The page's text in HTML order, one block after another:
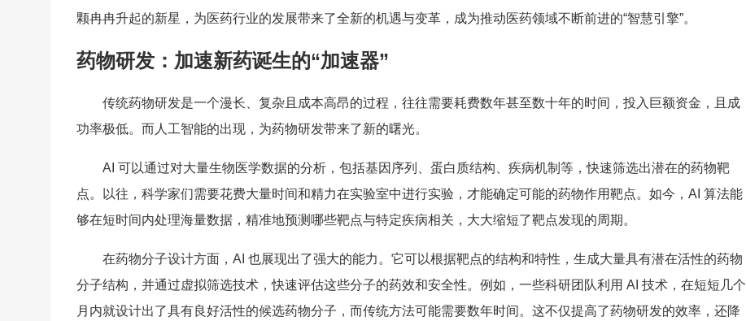
颗冉冉升起的新星，为医药行业的发展带来了全新的机遇与变革，成为推动医药领域不断前进的“智慧引擎”。
药物研发：加速新药诞生的“加速器”
传统药物研发是一个漫长、复杂且成本高昂的过程，往往需要耗费数年甚至数十年的时间，投入巨额资金，且成
功率极低。而人工智能的出现，为药物研发带来了新的曙光。
AI 可以通过对大量生物医学数据的分析，包括基因序列、蛋白质结构、疾病机制等，快速筛选出潜在的药物靶
点。以往，科学家们需要花费大量时间和精力在实验室中进行实验，才能确定可能的药物作用靶点。如今，AI 算法能
够在短时间内处理海量数据，精准地预测哪些靶点与特定疾病相关，大大缩短了靶点发现的周期。
在药物分子设计方面，AI 也展现出了强大的能力。它可以根据靶点的结构和特性，生成大量具有潜在活性的药物
分子结构，并通过虚拟筛选技术，快速评估这些分子的药效和安全性。例如，一些科研团队利用 AI 技术，在短短几个
月内就设计出了具有良好活性的候选药物分子，而传统方法可能需要数年时间。这不仅提高了药物研发的效率，还降